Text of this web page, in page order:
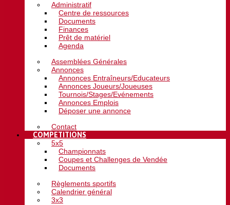
Administratif
Centre de ressources
Documents
Finances
Prêt de matériel
Agenda
Assemblées Générales
Annonces
Annonces Entraîneurs/Educateurs
Annonces Joueurs/Joueuses
Tournois/Stages/Evénements
Annonces Emplois
Déposer une annonce
Contact
COMPETITIONS
5x5
Championnats
Coupes et Challenges de Vendée
Documents
Règlements sportifs
Calendrier général
3x3